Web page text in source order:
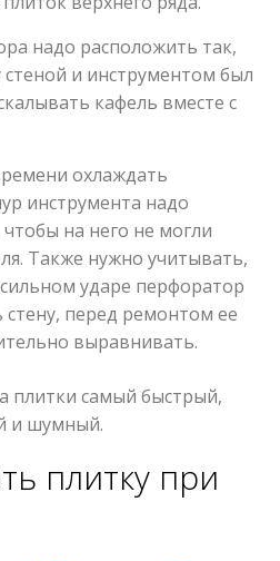
надо расположить так,
и инструментом был
кафель вместе с
охлаждать
инструмента надо
на него не могли
Также нужно учитывать,
ударе перфоратор
перед ремонтом ее
выравнивать.
плитки самый быстрый,
и шумный.
плитку при